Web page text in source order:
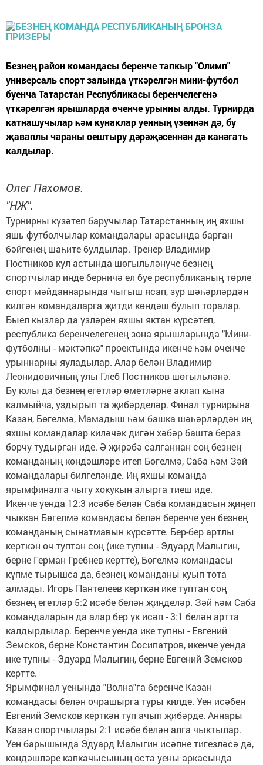
Безнең район командасы беренче тапкыр "Олимп"
универсаль спорт залында үткәрелгән мини-футбол
буенча Татарстан Республикасы беренчелегенә
үткәрелгән ярышларда өченче урынны алды. Турнирда
катнашучылар һәм кунаклар уенның үзеннән дә, бу
җаваплы чараны оештыру дәрәҗәсеннән дә канәгать
калдылар.
Олег Пахомов.
"НЖ".
Турнирны күзәтеп баручылар Татарстанның иң яхшы
яшь футболчылар командалары арасында барган
бәйгенең шаһите булдылар. Тренер Владимир
Постников кул астында шөгыльләнүче безнең
спортчылар инде берничә ел буе республиканың төрле
спорт мәйданнарында чыгыш ясап, зур шәһәрләрдән
килгән командаларга җитди көндәш булып торалар.
Быел кызлар да үзләрен яхшы яктан күрсәтеп,
республика беренчелегенең зона ярышларында "Мини-
футболны - мәктәпкә" проектында икенче һәм өченче
урыннарны яуладылар. Алар белән Владимир
Леонидовичның улы Глеб Постников шөгыльләнә.
Бу юлы да безнең егетләр өметләрне аклап кына
калмыйча, уздырып та җибәрделәр. Финал турнирына
Казан, Бөгелмә, Мамадыш һәм башка шәһәрләрдән иң
яхшы командалар киләчәк дигән хәбәр башта бераз
борчу тудырган иде. Ә җирәбә салганнан соң безнең
команданың көндәшләре итеп Бөгелмә, Саба һәм Зәй
командалары билгеләнде. Иң яхшы команда
ярымфиналга чыгу хокукын алырга тиеш иде.
Икенче уенда 12:3 исәбе белән Саба командасын җиңеп
чыккан Бөгелмә командасы белән беренче уен безнең
команданың сынатмавын күрсәтте. Бер-бер артлы
керткән өч туптан соң (ике тупны - Эдуард Малыгин,
берне Герман Гребнев кертте), Бөгелмә командасы
күпме тырышса да, безнең команданы куып тота
алмады. Игорь Пантелеев керткән ике туптан соң
безнең егетләр 5:2 исәбе белән җиңделәр. Зәй һәм Саба
командаларын да алар бер үк исәп - 3:1 белән артта
калдырдылар. Беренче уенда ике тупны - Евгений
Земсков, берне Константин Сосипатров, икенче уенда
ике тупны - Эдуард Малыгин, берне Евгений Земсков
кертте.
Ярымфинал уенында "Волна"га беренче Казан
командасы белән очрашырга туры килде. Уен исәбен
Евгений Земсков керткән туп ачып җибәрде. Аннары
Казан спортчылары 2:1 исәбе белән алга чыктылар.
Уен барышында Эдуард Малыгин исәпне тигезләсә дә,
көндәшләре капкачысының оста уены аркасында